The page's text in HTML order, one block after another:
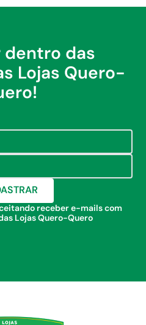
dentro das
Lojas Quero-
receber e-mails com
Lojas Quero-Quero